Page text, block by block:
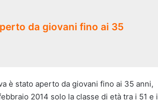
da giovani fino ai 35
è stato aperto da giovani fino ai 35 anni,
2014 solo la classe di età tra i 51 e i